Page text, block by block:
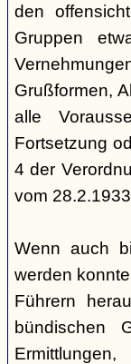
den
Gruppen
Grußformen,
alle
Fortsetzung
4 der
vom
Wenn auch
werden
Führern
bündischen